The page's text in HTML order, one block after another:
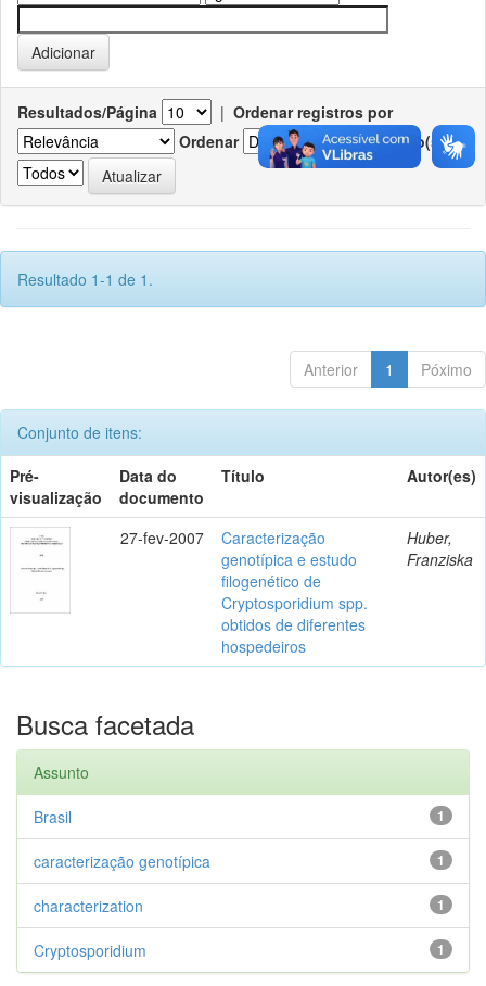
Resultados/Página | Ordenar registros por
Ordenar
Registro(s)
Resultado 1-1 de 1.
Anterior 1 Póximo
Conjunto de itens:
Pré-
visualização
Data do
documento
Título Autor(es)
27-fev-2007
Caracterização
genotípica e estudo
filogenético de
Cryptosporidium spp.
obtidos de diferentes
hospedeiros
Huber,
Franziska
Busca facetada
Assunto
1
Brasil
1
caracterização genotípica
1
characterization
1
Cryptosporidium